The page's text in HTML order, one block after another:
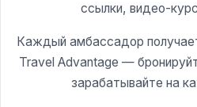
ссылки, видео-
Каждый амбассадор
Travel Advantage —
зарабатывайте на